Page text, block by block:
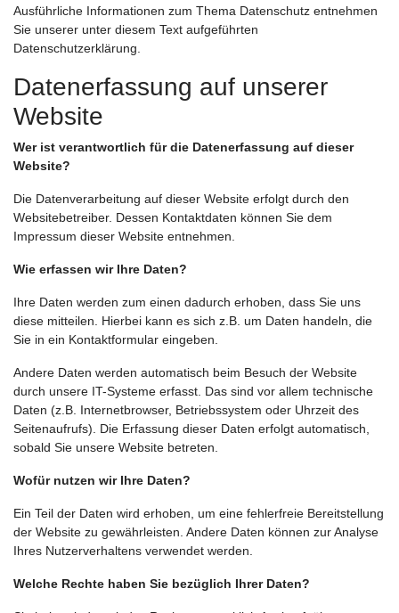
Ausführliche Informationen zum Thema Datenschutz entnehmen
Sie unserer unter diesem Text aufgeführten
Datenschutzerklärung.
Datenerfassung auf unserer
Website
Wer ist verantwortlich für die Datenerfassung auf dieser
Website?
Die Datenverarbeitung auf dieser Website erfolgt durch den
Websitebetreiber. Dessen Kontaktdaten können Sie dem
Impressum dieser Website entnehmen.
Wie erfassen wir Ihre Daten?
Ihre Daten werden zum einen dadurch erhoben, dass Sie uns
diese mitteilen. Hierbei kann es sich z.B. um Daten handeln, die
Sie in ein Kontaktformular eingeben.
Andere Daten werden automatisch beim Besuch der Website
durch unsere IT-Systeme erfasst. Das sind vor allem technische
Daten (z.B. Internetbrowser, Betriebssystem oder Uhrzeit des
Seitenaufrufs). Die Erfassung dieser Daten erfolgt automatisch,
sobald Sie unsere Website betreten.
Wofür nutzen wir Ihre Daten?
Ein Teil der Daten wird erhoben, um eine fehlerfreie Bereitstellung
der Website zu gewährleisten. Andere Daten können zur Analyse
Ihres Nutzerverhaltens verwendet werden.
Welche Rechte haben Sie bezüglich Ihrer Daten?